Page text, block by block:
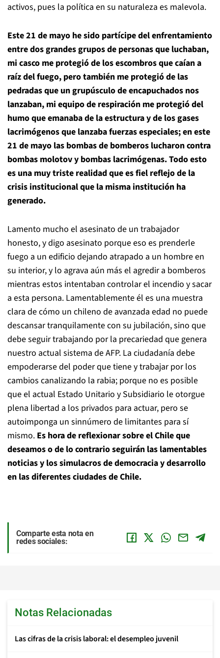
activos, pues la política en su naturaleza es malevola.
Este 21 de mayo he sido partícipe del enfrentamiento
entre dos grandes grupos de personas que luchaban,
mi casco me protegió de los escombros que caían a
raíz del fuego, pero también me protegió de las
pedradas que un grupúsculo de encapuchados nos
lanzaban, mi equipo de respiración me protegió del
humo que emanaba de la estructura y de los gases
lacrimógenos que lanzaba fuerzas especiales; en este
21 de mayo las bombas de bomberos lucharon contra
bombas molotov y bombas lacrimógenas. Todo esto
es una muy triste realidad que es fiel reflejo de la
crisis institucional que la misma institución ha
generado.
Lamento mucho el asesinato de un trabajador
honesto, y digo asesinato porque eso es prenderle
fuego a un edificio dejando atrapado a un hombre en
su interior, y lo agrava aún más el agredir a bomberos
mientras estos intentaban controlar el incendio y sacar
a esta persona. Lamentablemente él es una muestra
clara de cómo un chileno de avanzada edad no puede
descansar tranquilamente con su jubilación, sino que
debe seguir trabajando por la precariedad que genera
nuestro actual sistema de AFP. La ciudadanía debe
empoderarse del poder que tiene y trabajar por los
cambios canalizando la rabia; porque no es posible
que el actual Estado Unitario y Subsidiario le otorgue
plena libertad a los privados para actuar, pero se
autoimponga un sinnúmero de limitantes para sí
mismo. Es hora de reflexionar sobre el Chile que
deseamos o de lo contrario seguirán las lamentables
noticias y los simulacros de democracia y desarrollo
en las diferentes ciudades de Chile.
Comparte esta nota en
redes sociales:
Notas Relacionadas
Las cifras de la crisis laboral: el desempleo juvenil